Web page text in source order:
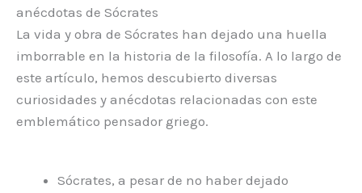
anécdotas de Sócrates
La vida y obra de Sócrates han dejado una huella
imborrable en la historia de la filosofía. A lo largo de
este artículo, hemos descubierto diversas
curiosidades y anécdotas relacionadas con este
emblemático pensador griego.
Sócrates, a pesar de no haber dejado